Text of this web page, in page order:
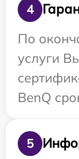
4
По
услуги
BenQ
5